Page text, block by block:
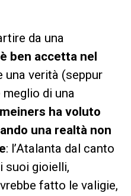
da una
ben accetta nel
una verità (seppur
di una
ha voluto
una realtà non
: l’Atalanta dal canto
suoi gioielli,
fatto le valigie,